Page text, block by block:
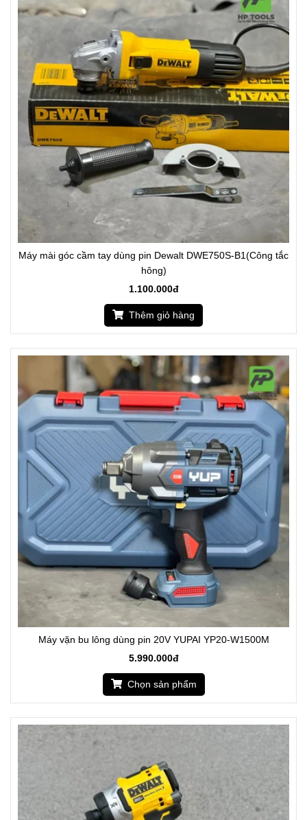
Máy mài góc cầm tay dùng pin Dewalt DWE750S-B1(Công tắc
hông)
1.100.000đ
Thêm giỏ hàng
Máy vặn bu lông dùng pin 20V YUPAI YP20-W1500M
5.990.000đ
Chọn sản phẩm